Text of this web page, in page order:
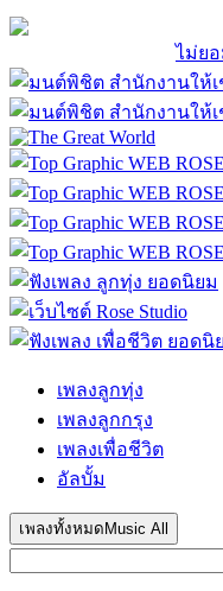
ไม่ยอ
เพลงลูกทุ่ง
เพลงลูกกรุง
เพลงเพื่อชีวิต
อัลบั้ม
เพลงทั้งหมด Music All